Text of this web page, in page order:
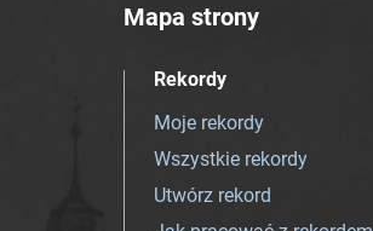
Mapa strony
Rekordy
Moje rekordy
Wszystkie rekordy
Utwórz rekord